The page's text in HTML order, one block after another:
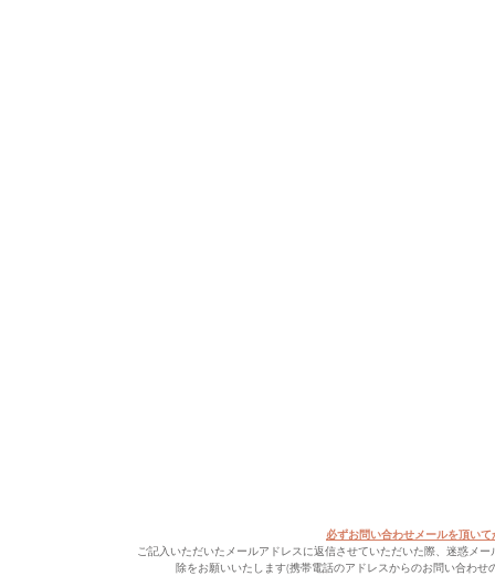
必ずお問い合わせメールを頂い
ご記入いただいたメールアドレスに返信させていただいた際、迷惑メ
除をお願いいたします(携帯電話のアドレスからのお問い合わ